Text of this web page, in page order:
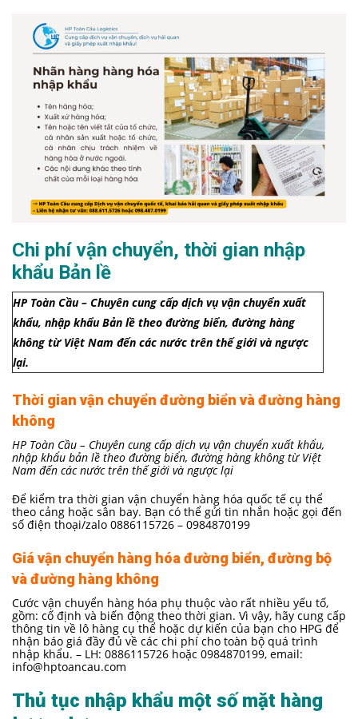
Chi phí vận chuyển, thời gian nhập
khẩu Bản lề
HP Toàn Cầu – Chuyên cung cấp dịch vụ vận chuyển xuất
khẩu, nhập khẩu Bản lề theo đường biển, đường hàng
không từ Việt Nam đến các nước trên thế giới và ngược
lại.
Thời gian vận chuyển đường biển và đường hàng
không
HP Toàn Cầu – Chuyên cung cấp dịch vụ vận chuyển xuất khẩu,
nhập khẩu bản lề theo đường biển, đường hàng không từ Việt
Nam đến các nước trên thế giới và ngược lại
Để kiểm tra thời gian vận chuyển hàng hóa quốc tế cụ thể
theo cảng hoặc sân bay. Bạn có thể gửi tin nhắn hoặc gọi đến
số điện thoại/zalo 0886115726 – 0984870199
Giá vận chuyển hàng hóa đường biển, đường bộ
và đường hàng không
Cước vận chuyển hàng hóa phụ thuộc vào rất nhiều yếu tố,
gồm: cố định và biến động theo thời gian. Vì vậy, hãy cung cấp
thông tin về lô hàng cụ thể hoặc dự kiến của bạn cho HPG để
nhận báo giá đầy đủ về các chi phí cho toàn bộ quá trình
nhập khẩu. – LH: 0886115726 hoặc 0984870199, email:
info@hptoancau.com
Thủ tục nhập khẩu một số mặt hàng